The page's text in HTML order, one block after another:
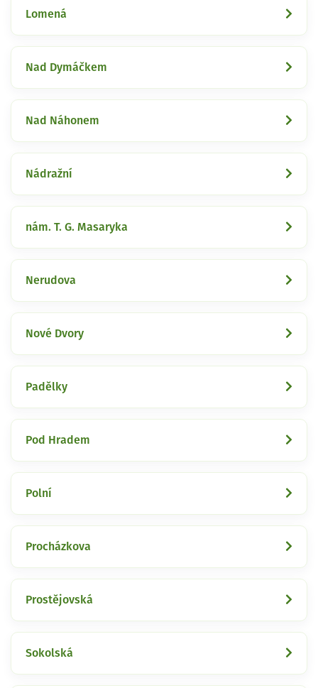
Lomená
Nad Dymáčkem
Nad Náhonem
Nádražní
nám. T. G. Masaryka
Nerudova
Nové Dvory
Padělky
Pod Hradem
Polní
Procházkova
Prostějovská
Sokolská